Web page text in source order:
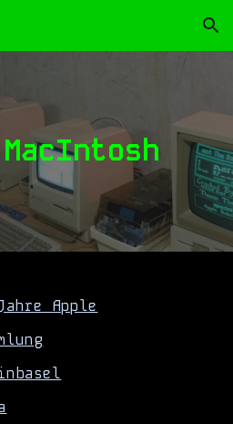
Skip to navigation
Apple